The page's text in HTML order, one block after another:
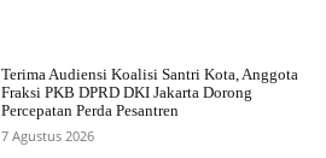
Terima Audiensi Koalisi Santri Kota, Anggota
Fraksi PKB DPRD DKI Jakarta Dorong
Percepatan Perda Pesantren
7 Agustus 2026